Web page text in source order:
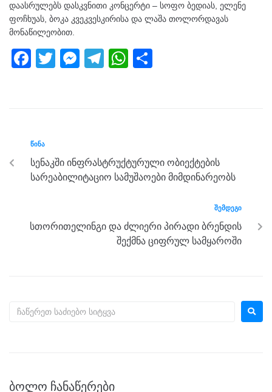
დაასრულებს დასკვნითი კონცერტი – სოფო ბედიას, ელენე
ფოჩხუას, ბოკა კვეკვესკირისა და ლაშა თოლორდავას
მონაწილეობით.
F
b
o
o
T
M
g
er
T
m
W
p
p
ᲬᲘᲜᲐ
სენაკში ინფრასტრუქტურული ობიექტების
სარეაბილიტაციო სამუშაოები მიმდინარეობს
ᲨᲔᲛᲓᲔᲒᲘ
სთორითელინგი და ძლიერი პირადი ბრენდის
შექმნა ციფრულ სამყაროში
ᲑᲝᲚᲝ ᲩᲐᲜᲐᲬᲔᲠᲔᲑᲘ